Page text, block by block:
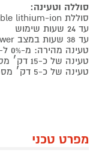
סוללה וטעינה:
סוללת Built-in rechargeable lithium-ion
עד 24 שעות שימוש
עד 38 שעות במצב Low Power
טעינה מהירה: מ-0% ל-80% בכ-30 דק׳
טעינה של כ-15 דק׳ מספקת עד 8 שעות שימוש
טעינה של כ-5 דק׳ מספיקה עד 8 שעות מעקב שינה
מפרט טכני